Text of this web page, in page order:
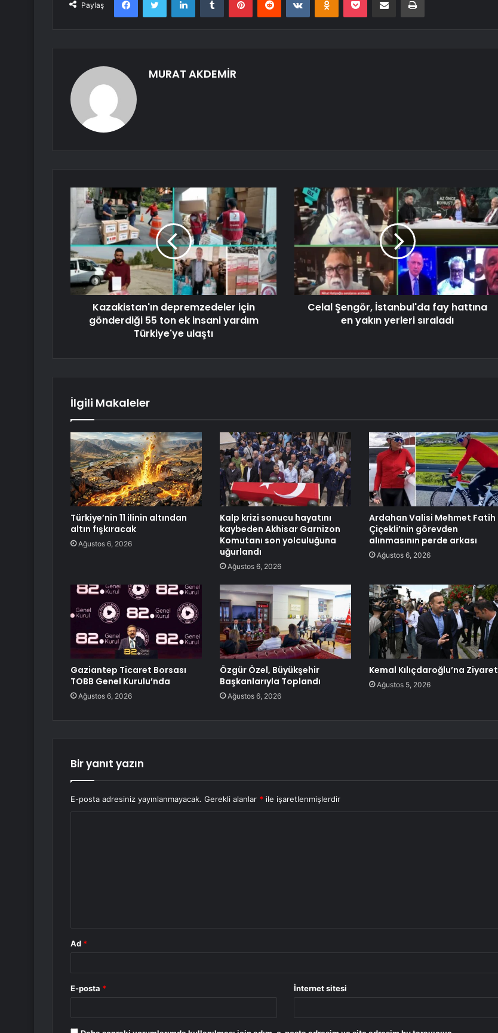
Paylaş
MURAT AKDEMİR
Kazakistan'ın depremzedeler için
gönderdiği 55 ton ek insani yardım
Türkiye'ye ulaştı
Celal Şengör, İstanbul'da fay hattına
en yakın yerleri sıraladı
İlgili Makaleler
Türkiye’nin 11 ilinin altından
altın fışkıracak
Ağustos 6, 2026
Kalp krizi sonucu hayatını
kaybeden Akhisar Garnizon
Komutanı son yolculuğuna
uğurlandı
Ağustos 6, 2026
Ardahan Valisi Mehmet Fatih
Çiçekli’nin görevden
alınmasının perde arkası
Ağustos 6, 2026
Gaziantep Ticaret Borsası
TOBB Genel Kurulu’nda
Ağustos 6, 2026
Özgür Özel, Büyükşehir
Başkanlarıyla Toplandı
Ağustos 6, 2026
Kemal Kılıçdaroğlu’na Ziyaret
Ağustos 5, 2026
Bir yanıt yazın
E-posta adresiniz yayınlanmayacak. Gerekli alanlar * ile işaretlenmişlerdir
Ad *
E-posta * İnternet sitesi